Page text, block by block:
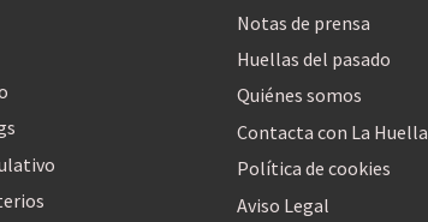
Notas de prensa
Huellas del pasado
Quiénes somos
Contacta con La Huella
Política de cookies
Aviso Legal